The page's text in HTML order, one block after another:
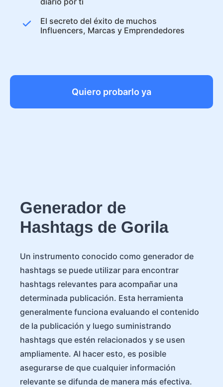
El secreto del éxito de muchos
Influencers, Marcas y Emprendedores
Quiero probarlo ya
Generador de
Hashtags de Gorila
Un instrumento conocido como generador de
hashtags se puede utilizar para encontrar
hashtags relevantes para acompañar una
determinada publicación. Esta herramienta
generalmente funciona evaluando el contenido
de la publicación y luego suministrando
hashtags que estén relacionados y se usen
ampliamente. Al hacer esto, es posible
asegurarse de que cualquier información
relevante se difunda de manera más efectiva.